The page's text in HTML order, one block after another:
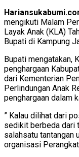
mengikuti Malam
Layak Anak (KLA)
Bupati di Kampung
Bupati mengatakan,
penghargaan
dari Kementerian
Perlindungan Anak
penghargaan dalam
” Kalau dilihat dari
sedikit berbeda dari
salahsatu tantangan
organisasi